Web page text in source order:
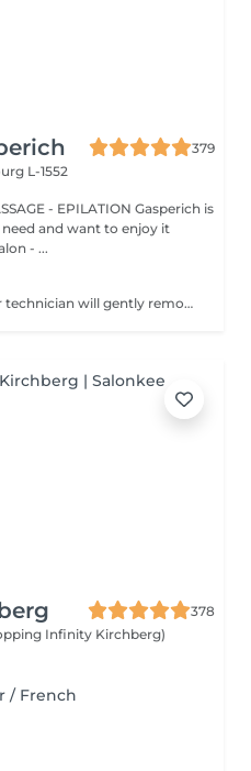
379
L-1552
- EPILATION Gasperich is
and want to enjoy it
- ...
We take care of your nails! Your technician will gently remove dead skin cells, shape and file your nails, and buff the outer surface for a smooth, natural finish. Our masters offer edged, hardware, or combined manicures, depending on your preferences. How is a manicure without polish done? - rough skin is gently removed - the shape of the nail plate is delicately corrected - the cuticle and side ridges are carefully tidied up - cuticle oil and hand cream are applied to nourish and hydrate Age restrictions: recommended from 14 years and up. Post procedure recommendations: no special post-care needed for this treatment. Frequency: once every 3 weeks.
378
Infinity Kirchberg)
/ French